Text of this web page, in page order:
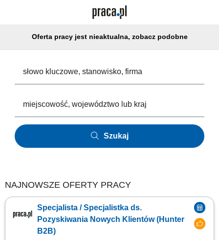
Oferta pracy jest nieaktualna, zobacz podobne
Szukaj
NAJNOWSZE OFERTY PRACY
Specjalista / Specjalistka ds.
Pozyskiwania Nowych Klientów (Hunter
B2B)